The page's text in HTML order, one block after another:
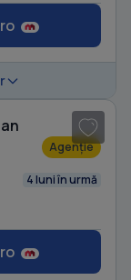
Agenție
4 luni în urmă